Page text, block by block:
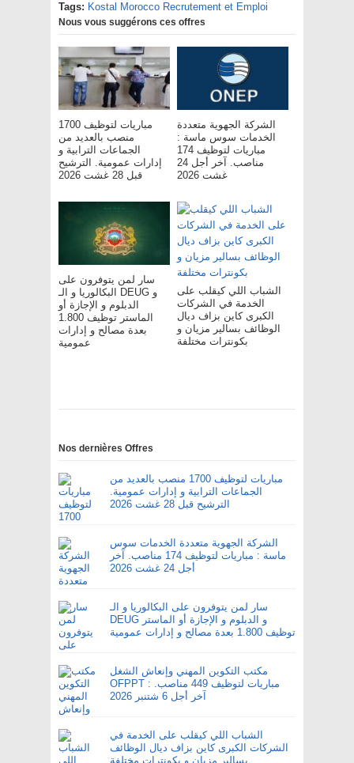
Tags: Kostal Morocco Recrutement et Emploi
Nous vous suggérons ces offres
مباريات لتوظيف 1700
منصب بالعديد من
الجماعات الترابية و
إدارات عمومية. الترشيح
قبل 28 غشت 2026
الشركة الجهوية متعددة
الخدمات سوس ماسة :
مباريات لتوظيف 174
مناصب. آخر أجل 24
غشت 2026
سار لمن يتوفرون على
البكالوريا و الـ DEUG و
الدبلوم و الإجازة أو
الماستر توظيف 1.800
بعدة مصالح و إدارات
عمومية
الشباب اللي كيقلب على
الخدمة في الشركات
الكبرى كاين بزاف ديال
الوظائف بسالير مزيان و
بكونترات مختلفة
Nos dernières Offres
مباريات لتوظيف 1700 منصب بالعديد من
الجماعات الترابية و إدارات عمومية.
الترشيح قبل 28 غشت 2026
الشركة الجهوية متعددة الخدمات سوس
ماسة : مباريات لتوظيف 174 مناصب. آخر
أجل 24 غشت 2026
سار لمن يتوفرون على البكالوريا و الـ
DEUG و الدبلوم و الإجازة أو الماستر
توظيف 1.800 بعدة مصالح و إدارات عمومية
مكتب التكوين المهني وإنعاش الشغل
OFPPT : مباريات لتوظيف 449 مناصب.
آخر أجل 6 شتنبر 2026
الشباب اللي كيقلب على الخدمة في
الشركات الكبرى كاين بزاف ديال الوظائف
بسالير مزيان و بكونترات مختلفة